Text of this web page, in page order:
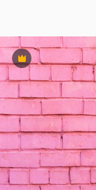
Premium